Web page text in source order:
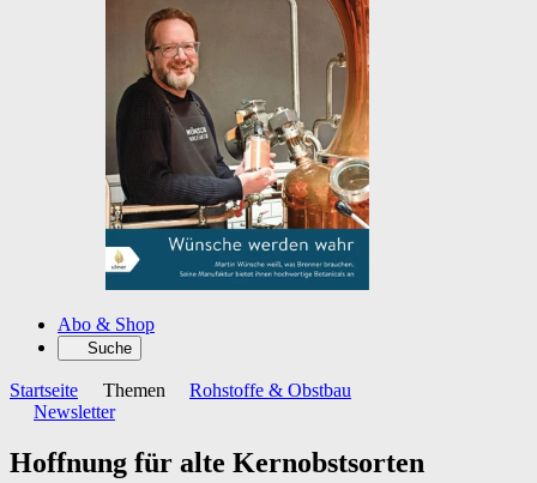
Abo & Shop
Suche
Startseite Themen
Rohstoffe & Obstbau
Newsletter
Hoffnung für alte Kernobstsorten